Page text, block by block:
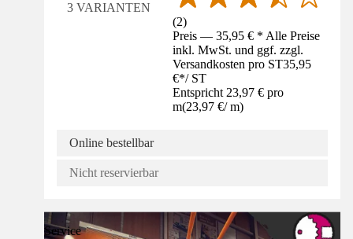
3 VARIANTEN
(2)
Preis — 35,95 € * Alle Preise
inkl. MwSt. und ggf. zzgl.
Versandkosten pro ST35,95
€*/ ST
Entspricht 23,97 € pro
m(23,97 €/ m)
Online bestellbar
Nicht reservierbar
Service